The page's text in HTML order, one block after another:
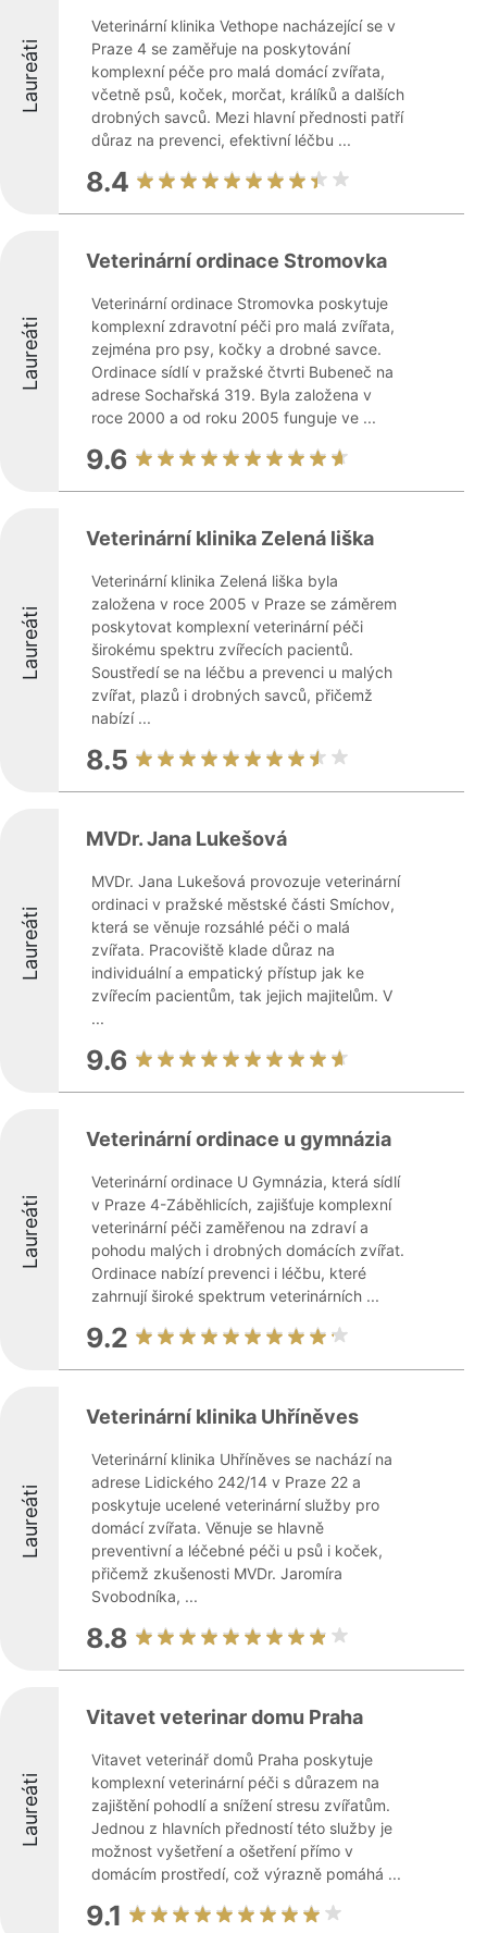
Laureáti
Veterinární klinika Vethope nacházející se v
Praze 4 se zaměřuje na poskytování
komplexní péče pro malá domácí zvířata,
včetně psů, koček, morčat, králíků a dalších
drobných savců. Mezi hlavní přednosti patří
důraz na prevenci, efektivní léčbu ...
8.4
Laureáti
Veterinární ordinace Stromovka
Veterinární ordinace Stromovka poskytuje
komplexní zdravotní péči pro malá zvířata,
zejména pro psy, kočky a drobné savce.
Ordinace sídlí v pražské čtvrti Bubeneč na
adrese Sochařská 319. Byla založena v
roce 2000 a od roku 2005 funguje ve ...
9.6
Laureáti
Veterinární klinika Zelená liška
Veterinární klinika Zelená liška byla
založena v roce 2005 v Praze se záměrem
poskytovat komplexní veterinární péči
širokému spektru zvířecích pacientů.
Soustředí se na léčbu a prevenci u malých
zvířat, plazů i drobných savců, přičemž
nabízí ...
8.5
Laureáti
MVDr. Jana Lukešová
MVDr. Jana Lukešová provozuje veterinární
ordinaci v pražské městské části Smíchov,
která se věnuje rozsáhlé péči o malá
zvířata. Pracoviště klade důraz na
individuální a empatický přístup jak ke
zvířecím pacientům, tak jejich majitelům. V
...
9.6
Laureáti
Veterinární ordinace u gymnázia
Veterinární ordinace U Gymnázia, která sídlí
v Praze 4-Záběhlicích, zajišťuje komplexní
veterinární péči zaměřenou na zdraví a
pohodu malých i drobných domácích zvířat.
Ordinace nabízí prevenci i léčbu, které
zahrnují široké spektrum veterinárních ...
9.2
Laureáti
Veterinární klinika Uhříněves
Veterinární klinika Uhříněves se nachází na
adrese Lidického 242/14 v Praze 22 a
poskytuje ucelené veterinární služby pro
domácí zvířata. Věnuje se hlavně
preventivní a léčebné péči u psů i koček,
přičemž zkušenosti MVDr. Jaromíra
Svobodníka, ...
8.8
Laureáti
Vitavet veterinar domu Praha
Vitavet veterinář domů Praha poskytuje
komplexní veterinární péči s důrazem na
zajištění pohodlí a snížení stresu zvířatům.
Jednou z hlavních předností této služby je
možnost vyšetření a ošetření přímo v
domácím prostředí, což výrazně pomáhá ...
9.1